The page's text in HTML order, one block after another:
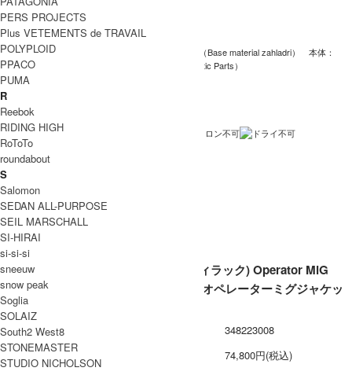
カラ
ー
Black
素材
本体：ナイロン99％ ポリウレタン1％（Base material zahladri） 本体：
ナイロン89％ ポリウレタン11％（Elastic Parts）
洗濯
表記
裏地 /
感
備考 ネコポス / メール便 利用不可
tilak (ティラック) Operator MiG
Jacket / オペレーターミグジャケッ
348223008
74,800円(税込)
PERS PROJECTS
Plus VETEMENTS de TRAVAIL
POLYPLOID
PPACO
PUMA
R
Reebok
RIDING HIGH
RoToTo
roundabout
S
Salomon
SEDAN ALL-PURPOSE
SEIL MARSCHALL
SI-HIRAI
si-si-si
sneeuw
snow peak
Soglia
SOLAIZ
South2 West8
STONEMASTER
STUDIO NICHOLSON